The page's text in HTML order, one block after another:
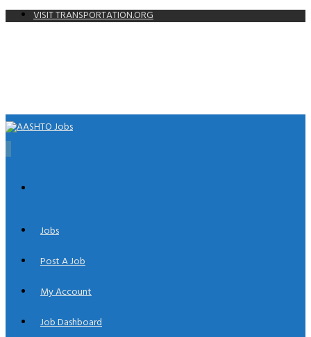
VISIT TRANSPORTATION.ORG
Jobs
Post A Job
My Account
Job Dashboard